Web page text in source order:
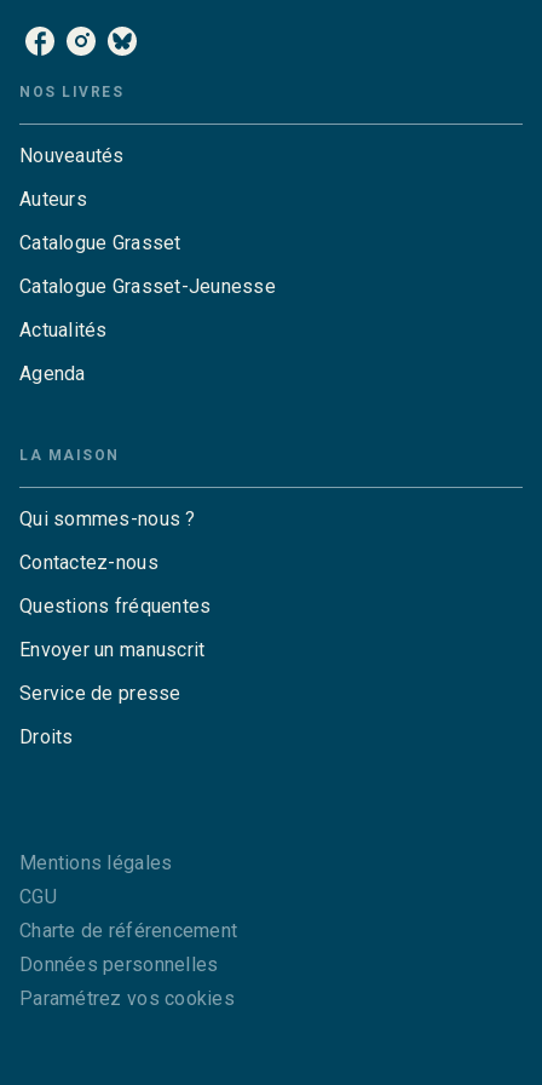
NOS LIVRES
Nouveautés
Auteurs
Catalogue Grasset
Catalogue Grasset-Jeunesse
Actualités
Agenda
LA MAISON
Qui sommes-nous ?
Contactez-nous
Questions fréquentes
Envoyer un manuscrit
Service de presse
Droits
Mentions légales
CGU
Charte de référencement
Données personnelles
Paramétrez vos cookies